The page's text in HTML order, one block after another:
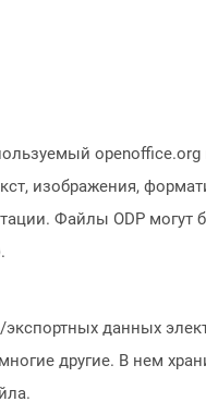
openoffice.org
изображения,
Файлы ODP
данных
другие. В нем